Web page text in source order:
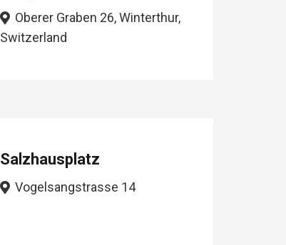
Oberer Graben 26, Winterthur,
Switzerland
Salzhausplatz
Vogelsangstrasse 14